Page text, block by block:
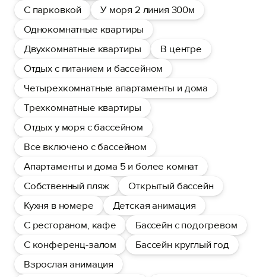
С парковкой
У моря 2 линия 300м
Однокомнатные квартиры
Двухкомнатные квартиры
В центре
Отдых с питанием и бассейном
Четырехкомнатные апартаменты и дома
Трехкомнатные квартиры
Отдых у моря с бассейном
Все включено с бассейном
Апартаменты и дома 5 и более комнат
Собственный пляж
Открытый бассейн
Кухня в номере
Детская анимация
С рестораном, кафе
Бассейн с подогревом
С конференц-залом
Бассейн круглый год
Взрослая анимация